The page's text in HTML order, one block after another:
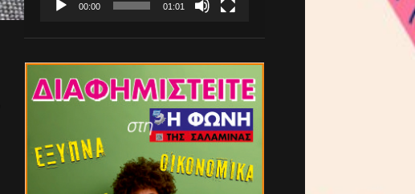
00:00 01:01